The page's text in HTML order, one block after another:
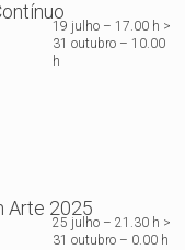
19 julho – 17.00 h >
31 outubro – 10.00
h
Arte 2025
25 julho – 21.30 h >
31 outubro – 0.00 h